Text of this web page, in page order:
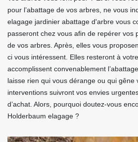
pour l’abattage de vos arbres, ne vous
elagage jardinier abattage d'arbre vous
passeront chez vous afin de repérer vos
de vos arbres. Après, elles vous
ci vous intéressent. Elles resteront à
accomplissent convenablement
laisse rien qui vous dérange ou qui gêne
interventions suivront vos envies
d’achat. Alors, pourquoi doutez-vous
Holderbaum elagage ?